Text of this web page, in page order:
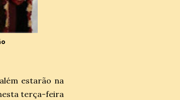
estarão na
terça-feira